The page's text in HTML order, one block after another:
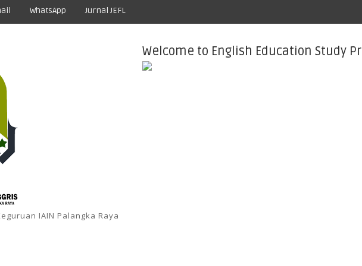
WhatsApp Jurnal JEFL
IAIN Palangka Raya
Welcome to English Education Study